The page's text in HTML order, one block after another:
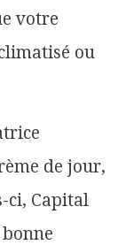
votre
ou
de jour,
ci, Capital